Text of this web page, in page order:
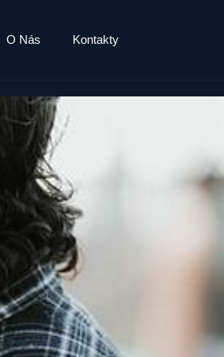
O Nás Kontakty